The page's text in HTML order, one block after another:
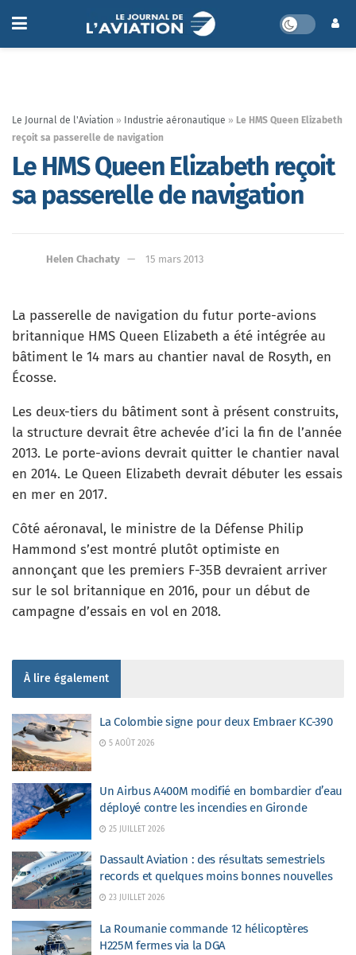
Le Journal de l'Aviation » Industrie aéronautique » Le HMS Queen Elizabeth
reçoit sa passerelle de navigation
Le HMS Queen Elizabeth reçoit
sa passerelle de navigation
Helen Chachaty 15 mars 2013
La passerelle de navigation du futur porte-avions
britannique HMS Queen Elizabeth a été intégrée au
bâtiment le 14 mars au chantier naval de Rosyth, en
Écosse.
Les deux-tiers du bâtiment sont à présent construits,
la structure devrait être achevée d’ici la fin de l’année
2013. Le porte-avions devrait quitter le chantier naval
en 2014. Le Queen Elizabeth devrait débuter les essais
en mer en 2017.
Côté aéronaval, le ministre de la Défense Philip
Hammond s’est montré plutôt optimiste en
annonçant que les premiers F-35B devraient arriver
sur le sol britannique en 2016, pour un début de
campagne d’essais en vol en 2018.
À lire également
La Colombie signe pour deux Embraer KC-390
5 AOÛT 2026
Un Airbus A400M modifié en bombardier d’eau
déployé contre les incendies en Gironde
25 JUILLET 2026
Dassault Aviation : des résultats semestriels
records et quelques moins bonnes nouvelles
23 JUILLET 2026
La Roumanie commande 12 hélicoptères
H225M fermes via la DGA